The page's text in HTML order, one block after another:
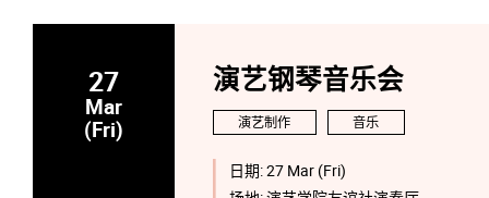
27
Mar
(Fri)
演艺钢琴音乐会
演艺制作 音乐
日期:27 Mar (Fri)